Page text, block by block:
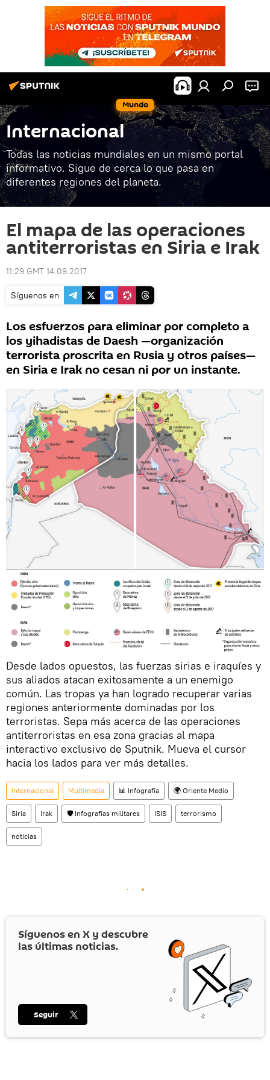
Mundo
Internacional
Todas las noticias mundiales en un mismo portal
informativo. Sigue de cerca lo que pasa en
diferentes regiones del planeta.
El mapa de las operaciones
antiterroristas en Siria e Irak
11:29 GMT 14.09.2017
Síguenos en
Los esfuerzos para eliminar por completo a
los yihadistas de Daesh —organización
terrorista proscrita en Rusia y otros países—
en Siria e Irak no cesan ni por un instante.
Desde lados opuestos, las fuerzas sirias e iraquíes y
sus aliados atacan exitosamente a un enemigo
común. Las tropas ya han logrado recuperar varias
regiones anteriormente dominadas por los
terroristas. Sepa más acerca de las operaciones
antiterroristas en esa zona gracias al mapa
interactivo exclusivo de Sputnik. Mueva el cursor
hacia los lados para ver más detalles.
Internacional Multimedia 📊 Infografía 🌍 Oriente Medio
Siria Irak 🛡️ Infografías militares ISIS terrorismo
noticias
Síguenos en X y descubre
las últimas noticias.
Seguir